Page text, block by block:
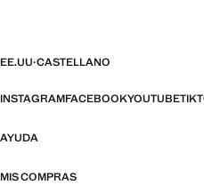
EE.UU·CASTELLANO
INSTAGRAMFACEBOOKYOUTUBE
AYUDA
MIS COMPRAS